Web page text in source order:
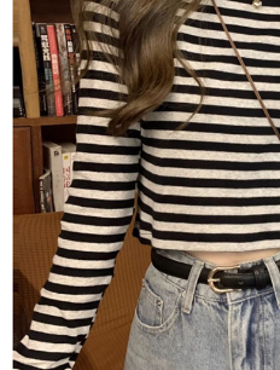
恩沛科技股份有限公司將有權停止該